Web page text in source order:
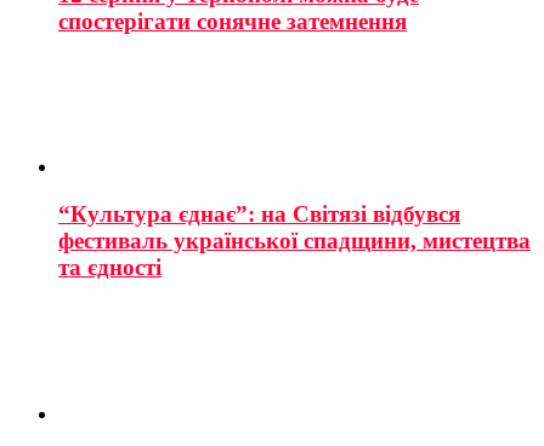
спостерігати сонячне затемнення
“Культура єднає”: на Світязі відбувся
фестиваль української спадщини, мистецтва
та єдності